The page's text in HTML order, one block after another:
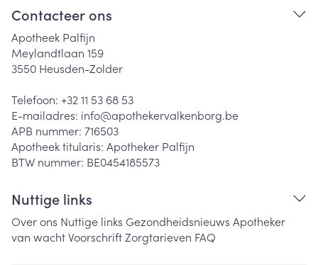
Contacteer ons
Apotheek Palfijn
Meylandtlaan 159
3550 Heusden-Zolder
Telefoon: +32 11 53 68 53
E-mailadres: info@apothekervalkenborg.be
APB nummer: 716503
Apotheek titularis: Apotheker Palfijn
BTW nummer: BE0454185573
Nuttige links
Over ons Nuttige links Gezondheidsnieuws Apotheker
van wachtVoorschriftZorgtarieven FAQ